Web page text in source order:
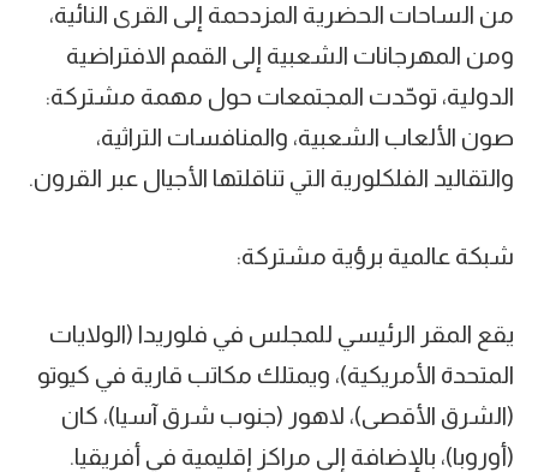
من الساحات الحضرية المزدحمة إلى القرى النائية،
ومن المهرجانات الشعبية إلى القمم الافتراضية
الدولية، توحّدت المجتمعات حول مهمة مشتركة:
صون الألعاب الشعبية، والمنافسات التراثية،
والتقاليد الفلكلورية التي تناقلتها الأجيال عبر القرون.
شبكة عالمية برؤية مشتركة:
يقع المقر الرئيسي للمجلس في فلوريدا (الولايات
المتحدة الأمريكية)، ويمتلك مكاتب قارية في كيوتو
(الشرق الأقصى)، لاهور (جنوب شرق آسيا)، كان
(أوروبا)، بالإضافة إلى مراكز إقليمية في أفريقيا.